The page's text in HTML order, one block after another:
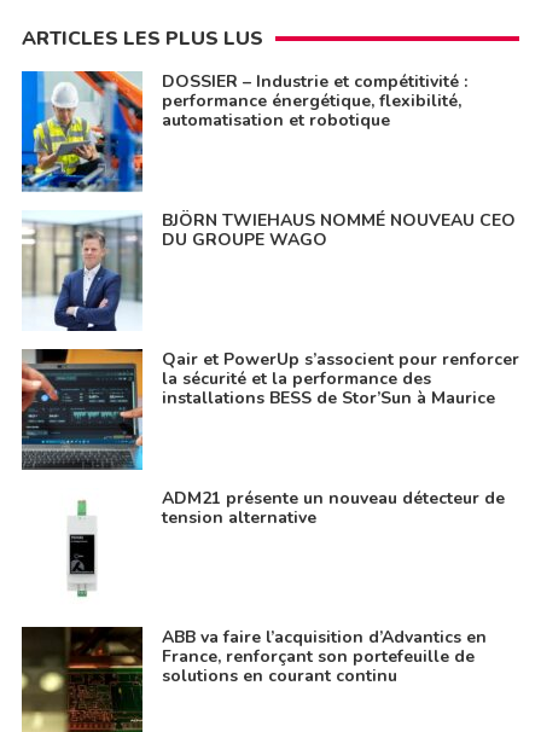
ARTICLES LES PLUS LUS
DOSSIER – Industrie et compétitivité :
performance énergétique, flexibilité,
automatisation et robotique
BJÖRN TWIEHAUS NOMMÉ NOUVEAU CEO
DU GROUPE WAGO
Qair et PowerUp s’associent pour renforcer
la sécurité et la performance des
installations BESS de Stor’Sun à Maurice
ADM21 présente un nouveau détecteur de
tension alternative
ABB va faire l’acquisition d’Advantics en
France, renforçant son portefeuille de
solutions en courant continu